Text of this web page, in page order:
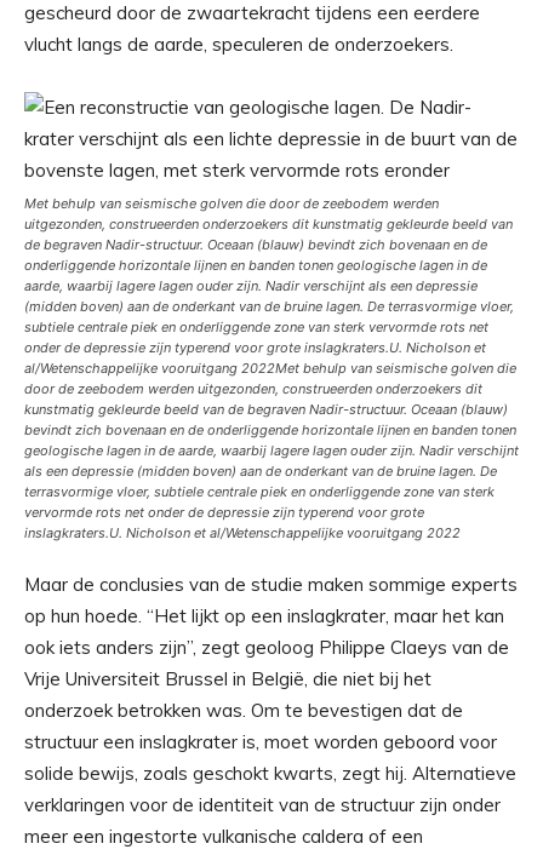
gescheurd door de zwaartekracht tijdens een eerdere
vlucht langs de aarde, speculeren de onderzoekers.
Met behulp van seismische golven die door de zeebodem werden
uitgezonden, construeerden onderzoekers dit kunstmatig gekleurde beeld van
de begraven Nadir-structuur. Oceaan (blauw) bevindt zich bovenaan en de
onderliggende horizontale lijnen en banden tonen geologische lagen in de
aarde, waarbij lagere lagen ouder zijn. Nadir verschijnt als een depressie
(midden boven) aan de onderkant van de bruine lagen. De terrasvormige vloer,
subtiele centrale piek en onderliggende zone van sterk vervormde rots net
onder de depressie zijn typerend voor grote inslagkraters.U. Nicholson et
al/Wetenschappelijke vooruitgang 2022Met behulp van seismische golven die
door de zeebodem werden uitgezonden, construeerden onderzoekers dit
kunstmatig gekleurde beeld van de begraven Nadir-structuur. Oceaan (blauw)
bevindt zich bovenaan en de onderliggende horizontale lijnen en banden tonen
geologische lagen in de aarde, waarbij lagere lagen ouder zijn. Nadir verschijnt
als een depressie (midden boven) aan de onderkant van de bruine lagen. De
terrasvormige vloer, subtiele centrale piek en onderliggende zone van sterk
vervormde rots net onder de depressie zijn typerend voor grote
inslagkraters.U. Nicholson et al/Wetenschappelijke vooruitgang 2022
Maar de conclusies van de studie maken sommige experts
op hun hoede. “Het lijkt op een inslagkrater, maar het kan
ook iets anders zijn”, zegt geoloog Philippe Claeys van de
Vrije Universiteit Brussel in België, die niet bij het
onderzoek betrokken was. Om te bevestigen dat de
structuur een inslagkrater is, moet worden geboord voor
solide bewijs, zoals geschokt kwarts, zegt hij. Alternatieve
verklaringen voor de identiteit van de structuur zijn onder
meer een ingestorte vulkanische caldera of een